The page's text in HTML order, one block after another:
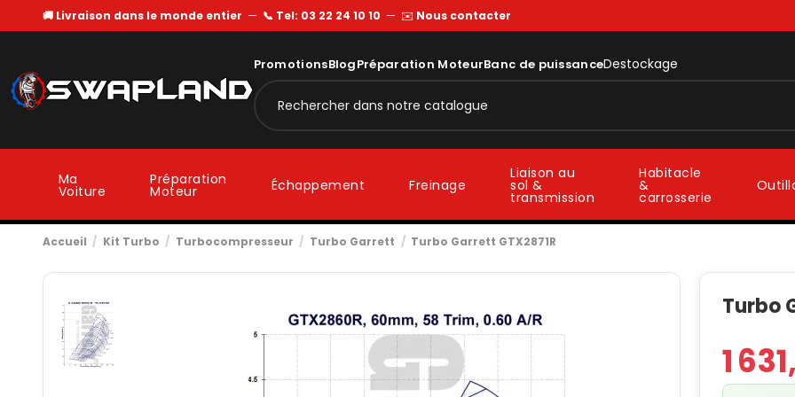
🚚 Livraison dans le monde entier — 📞 Tel: 03 22 24 10 10 — ✉️ Nous contacter
PromotionsBlogPréparation MoteurBanc de puissanceDestockage
Ma
Voiture
Préparation
Moteur Échappement Freinage
Liaison au
sol &
transmission
Habitacle
&
carrosserie
Accueil Kit Turbo Turbocompresseur Turbo Garrett Turbo Garrett GTX2871R
Turbo
1